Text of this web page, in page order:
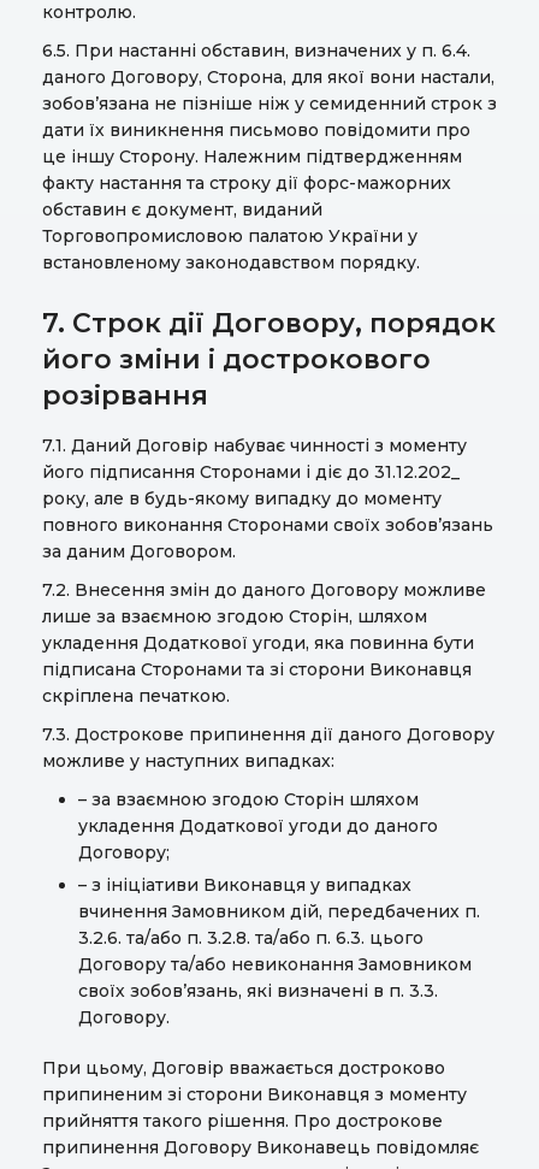
контролю.
6.5. При настанні обставин, визначених у п. 6.4.
даного Договору, Сторона, для якої вони настали,
зобов’язана не пізніше ніж у семиденний строк з
дати їх виникнення письмово повідомити про
це іншу Сторону. Належним підтвердженням
факту настання та строку дії форс-мажорних
обставин є документ, виданий
Торговопромисловою палатою України у
встановленому законодавством порядку.
7. Строк дії Договору, порядок
його зміни і дострокового
розірвання
7.1. Даний Договір набуває чинності з моменту
його підписання Сторонами і діє до 31.12.202_
року, але в будь-якому випадку до моменту
повного виконання Сторонами своїх зобов’язань
за даним Договором.
7.2. Внесення змін до даного Договору можливе
лише за взаємною згодою Сторін, шляхом
укладення Додаткової угоди, яка повинна бути
підписана Сторонами та зі сторони Виконавця
скріплена печаткою.
7.3. Дострокове припинення дії даного Договору
можливе у наступних випадках:
– за взаємною згодою Сторін шляхом
укладення Додаткової угоди до даного
Договору;
– з ініціативи Виконавця у випадках
вчинення Замовником дій, передбачених п.
3.2.6. та/або п. 3.2.8. та/або п. 6.3. цього
Договору та/або невиконання Замовником
своїх зобов’язань, які визначені в п. 3.3.
Договору.
При цьому, Договір вважається достроково
припиненим зі сторони Виконавця з моменту
прийняття такого рішення. Про дострокове
припинення Договору Виконавець повідомляє